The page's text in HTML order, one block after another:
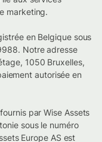
marketing.
en Belgique sous
Notre adresse
1050 Bruxelles,
autorisée en
par Wise Assets
sous le numéro
Europe AS est